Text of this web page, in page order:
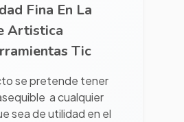
Fina En La
Artistica
Tic
se pretende tener
a cualquier
sea de utilidad en el